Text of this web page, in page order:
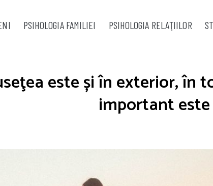
PSIHOLOGIA FAMILIEI PSIHOLOGIA RELAŢIILOR
este și în exterior, în
important